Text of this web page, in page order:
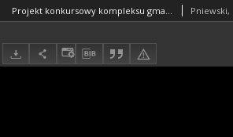
Projekt konkursowy kompleksu gmachów sądowych w Warszawie : praca nagrodzona, wybrana do realizacji. Zdj. 4, Przekrój podłużny